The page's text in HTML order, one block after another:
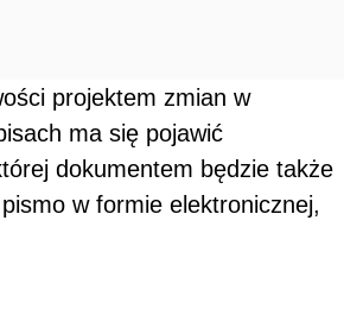
projektem zmian w
ma się pojawić
dokumentem będzie także
w formie elektronicznej,